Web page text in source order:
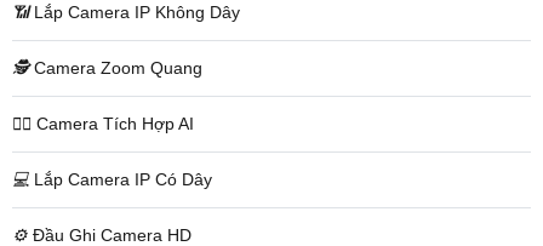
📶Lắp Camera IP Không Dây
🕵️Camera Zoom Quang
🧛‍♀️ Camera Tích Hợp AI
💻 Lắp Camera IP Có Dây
⚙️ Đầu Ghi Camera HD